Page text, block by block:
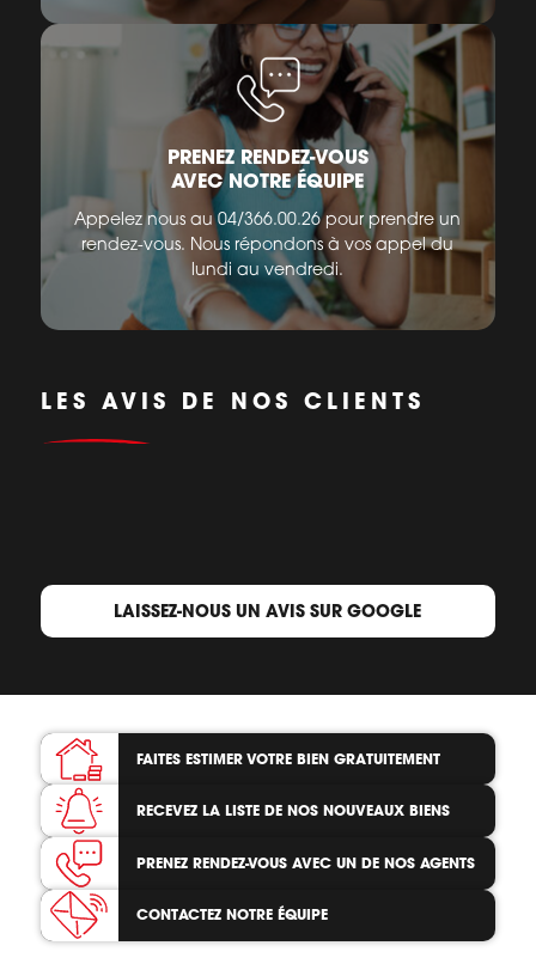
PRENEZ RENDEZ-VOUS
AVEC NOTRE ÉQUIPE
Appelez nous au 04/366.00.26 pour prendre un
rendez-vous. Nous répondons à vos appel du
lundi au vendredi.
LES AVIS DE NOS CLIENTS
LAISSEZ-NOUS UN AVIS SUR GOOGLE
FAITES ESTIMER VOTRE BIEN GRATUITEMENT
RECEVEZ LA LISTE DE NOS NOUVEAUX BIENS
PRENEZ RENDEZ-VOUS AVEC UN DE NOS AGENTS
CONTACTEZ NOTRE ÉQUIPE